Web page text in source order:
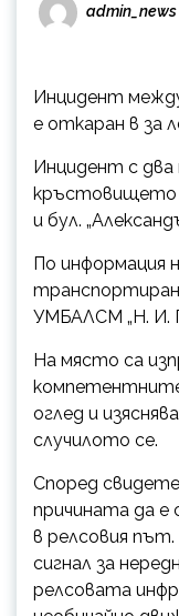
admin_news
Инцидент
е откаран в за
Инцидент с
кръстовището
и бул.
По информация
транспортиран
УМБАЛСМ „Н. И.
На място са
оглед и
случилото се.
Според
причината да е
в релсовия път.
сигнал за
релсовата